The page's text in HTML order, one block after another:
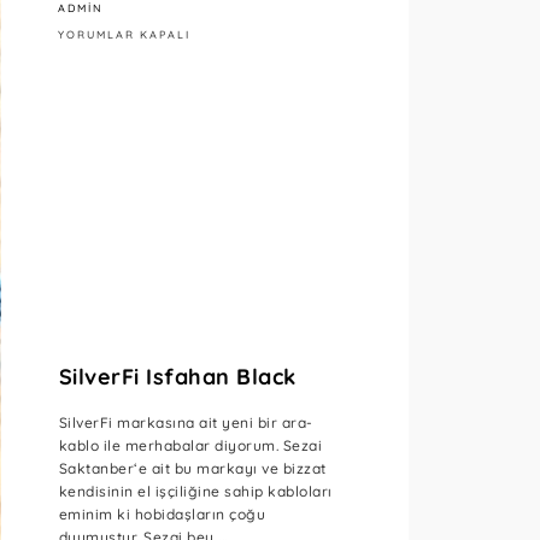
ADMIN
SILVERFI
YORUMLAR KAPALI
SilverFi Isfahan Black
SilverFi markasına ait yeni bir ara-
kablo ile merhabalar diyorum. Sezai
Saktanber‘e ait bu markayı ve bizzat
kendisinin el işçiliğine sahip kabloları
eminim ki hobidaşların çoğu